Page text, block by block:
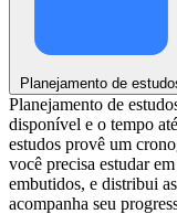
Planejamento de
Planejamento de
disponível e o tempo
estudos provê um
você precisa estudar
embutidos, e distribui
acompanha seu